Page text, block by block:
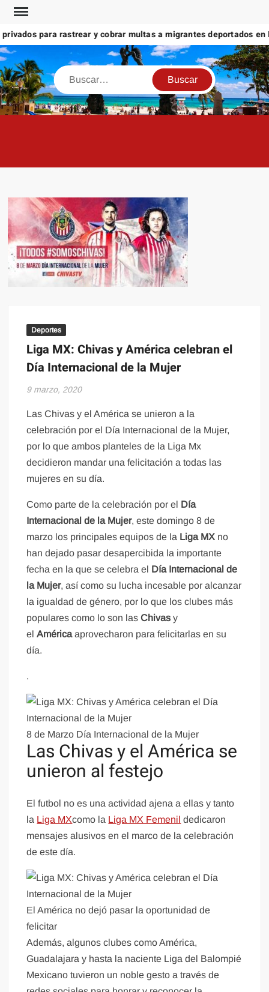
Saltar
contenidopara rastrear y cobrar multas a migrantes deportados en
Buscar
Deportes
Liga MX: Chivas y América celebran el
Día Internacional de la Mujer
9 marzo, 2020
Las Chivas y el América se unieron a la
celebración por el Día Internacional de la Mujer,
por lo que ambos planteles de la Liga Mx
decidieron mandar una felicitación a todas las
mujeres en su día.
Como parte de la celebración por el Día
Internacional de la Mujer, este domingo 8 de
marzo los principales equipos de la Liga MX no
han dejado pasar desapercibida la importante
fecha en la que se celebra el Día Internacional de
la Mujer, así como su lucha incesable por alcanzar
la igualdad de género, por lo que los clubes más
populares como lo son lasChivas y
elAméricaaprovecharon para felicitarlas en su
día.
.
8 de Marzo Día Internacional de la Mujer
Las Chivas y el América se
unieron al festejo
El futbol no es una actividad ajena a ellas y tanto
la Liga MXcomo la Liga MX Femenil dedicaron
mensajes alusivos en el marco de la celebración
de este día.
El América no dejó pasar la oportunidad de
felicitar
Además, algunos clubes como América,
Guadalajara y hasta la naciente Liga del Balompié
Mexicano tuvieron un noble gesto a través de